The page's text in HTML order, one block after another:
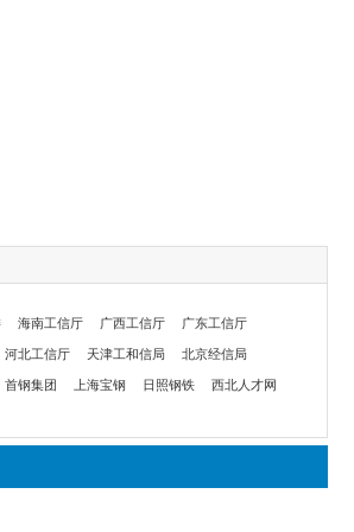
海南工信厅 广西工信厅 广东工信厅
河北工信厅 天津工和信局 北京经信局
首钢集团 上海宝钢 日照钢铁 西北人才网